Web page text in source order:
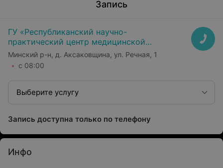
Запись
ГУ «Республиканский научно-
практический центр медицинской
экспертизы и реабилитаци»
Минский р-н, д. Аксаковщина, ул. Речная, 1
с 08:00
Выберите услугу
Запись доступна только по телефону
Инфо